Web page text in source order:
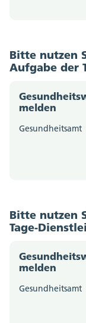
Bitte nutzen
Aufgabe der
melden
Gesundheitsamt
Bitte nutzen
Tage-
melden
Gesundheitsamt